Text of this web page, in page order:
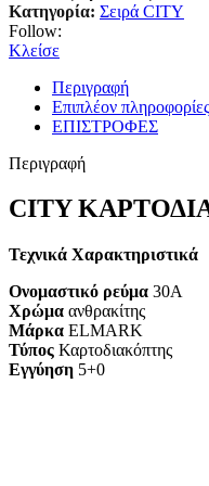
Κατηγορία: Σειρά CITY
Follow:
Κλείσε
Περιγραφή
Επιπλέον πληροφορίες
ΕΠΙΣΤΡΟΦΕΣ
Περιγραφή
CITY
Τεχνικά Χαρακτηριστικά
Ονομαστικό ρεύμα 30A
Χρώμα ανθρακίτης
Μάρκα ELMARK
Τύπος Καρτοδιακόπτης
Εγγύηση 5+0